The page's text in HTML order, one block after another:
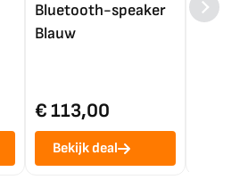
Bluetooth-speaker
Blauw
€ 113,00
Bekijk deal
4K TV